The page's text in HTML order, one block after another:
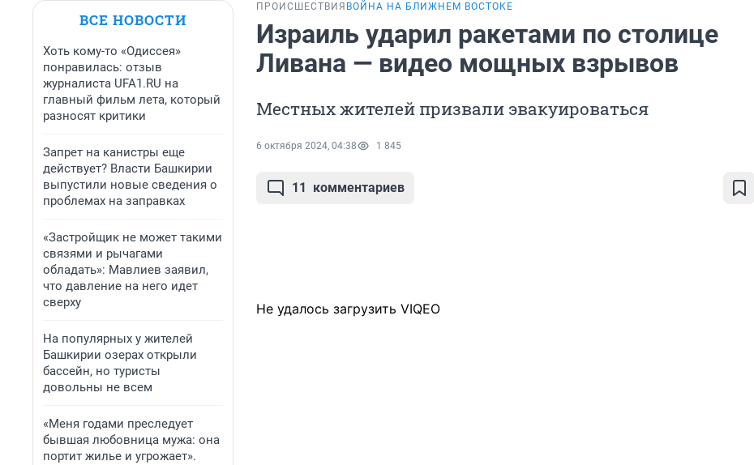
ВСЕ НОВОСТИ
Хоть кому-то «Одиссея»
понравилась: отзыв
журналиста UFA1.RU на
главный фильм лета, который
разносят критики
Запрет на канистры еще
действует? Власти Башкирии
выпустили новые сведения о
проблемах на заправках
«Застройщик не может такими
связями и рычагами
обладать»: Мавлиев заявил,
что давление на него идет
сверху
На популярных у жителей
Башкирии озерах открыли
бассейн, но туристы
довольны не всем
«Меня годами преследует
бывшая любовница мужа: она
портит жилье и угрожает».
ПРОИСШЕСТВИЯ ВОЙНА НА БЛИЖНЕМ ВОСТОКЕ
Израиль ударил ракетами по столице
Ливана — видео мощных взрывов
Местных жителей призвали эвакуироваться
6 октября 2024, 04:38 1 845
11 комментариев
Не удалось загрузить VIQEO